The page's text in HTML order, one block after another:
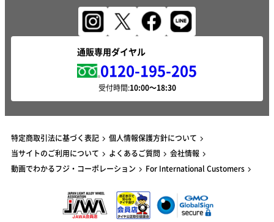
通販専用ダイヤル
0120-195-205
受付時間:
特定商取引法に基づく表記
個人情報保護方針について
当サイトのご利用について
よくあるご質問
会社情報
動画でわかるフジ・コーポレーション
For International Customers